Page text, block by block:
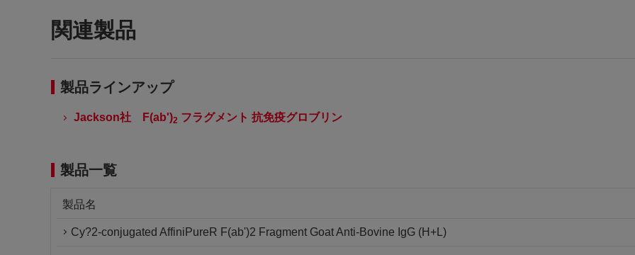
関連製品
製品ラインアップ
Jackson社 F(ab')2 フラグメント 抗免疫グロブリン
製品一覧
製品名
Cy?2-conjugated AffiniPureR F(ab')2 Fragment Goat Anti-Bovine IgG (H+L)